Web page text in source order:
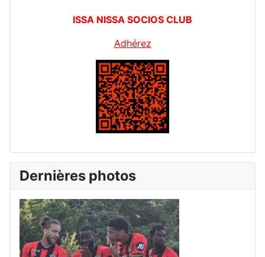
ISSA NISSA SOCIOS CLUB
Adhérez
Dernières photos